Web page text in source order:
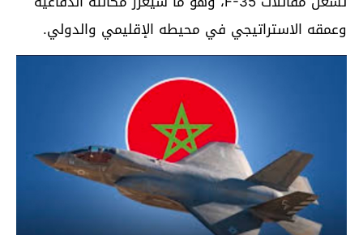
وعمقه الاستراتيجي في محيطه الإقليمي والدولي.